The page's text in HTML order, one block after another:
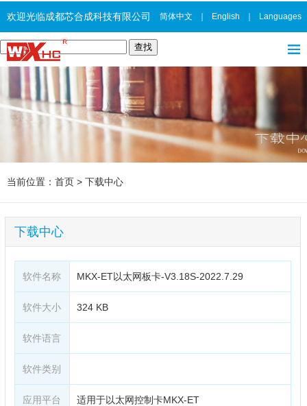
欢迎光临成都芯合成科技有限公司 简体中文 English Languages
当前位置： 首页 > 下载中心
下载中心
软件名称 MKX-ET以太网板卡-V3.18S-2022.7.29
软件大小 324 KB
软件语言
软件类别
应用平台 适用于以太网控制卡MKX-ET